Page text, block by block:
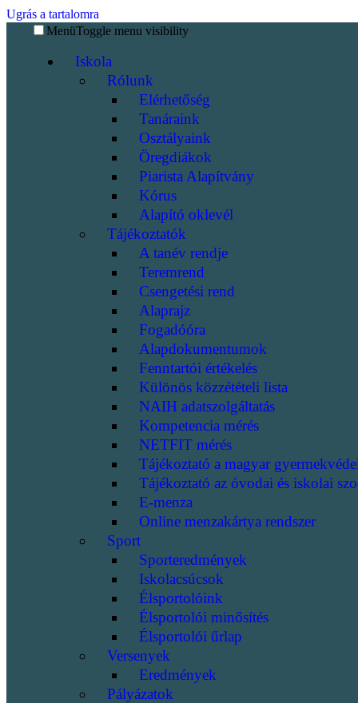
Ugrás a tartalomra
MenüToggle menu visibility
Iskola
Rólunk
Elérhetőség
Tanáraink
Osztályaink
Öregdiákok
Piarista Alapítvány
Kórus
Alapító oklevél
Tájékoztatók
A tanév rendje
Teremrend
Csengetési rend
Alaprajz
Fogadóóra
Alapdokumentumok
Fenntartói értékelés
Különös közzétételi lista
NAIH adatszolgáltatás
Kompetencia mérés
NETFIT mérés
Tájékoztató a magyar
Tájékoztató az óvodai és iskolai
E-menza
Online menzakártya rendszer
Sport
Sporteredmények
Iskolacsúcsok
Élsportolóink
Élsportolói minősítés
Élsportolói űrlap
Versenyek
Eredmények
Pályázatok